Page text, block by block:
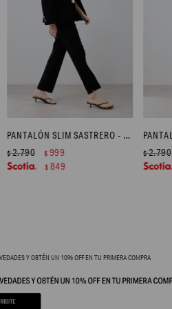
PANTALÓN SLIM SASTRERO - NEGRO
$2.790 $ 999
$ 849
$2.790
Y OBTÉN UN 10% OFF EN TU PRIMERA COMPRA